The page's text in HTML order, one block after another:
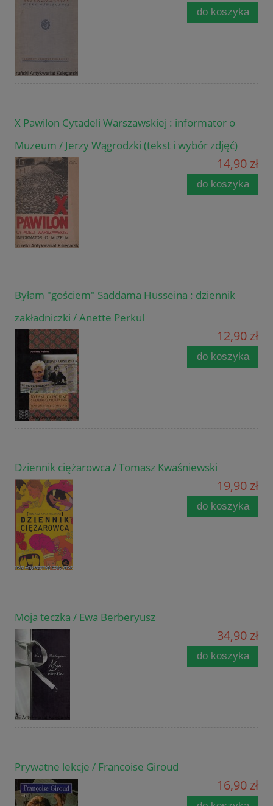
do koszyka
X Pawilon Cytadeli Warszawskiej : informator o
Muzeum / Jerzy Wągrodzki (tekst i wybór zdjęć)
14,90 zł
do koszyka
Byłam "gościem" Saddama Husseina : dziennik
zakładniczki / Anette Perkul
12,90 zł
do koszyka
Dziennik ciężarowca / Tomasz Kwaśniewski
19,90 zł
do koszyka
Moja teczka / Ewa Berberyusz
34,90 zł
do koszyka
Prywatne lekcje / Francoise Giroud
16,90 zł